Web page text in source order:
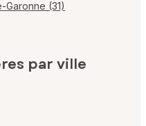
Garonne (31)
par ville